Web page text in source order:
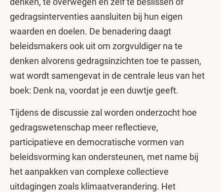
gedragsinterventies aansluiten bij hun eigen
waarden en doelen. De benadering daagt
beleidsmakers ook uit om zorgvuldiger na te
denken alvorens gedragsinzichten toe te passen,
wat wordt samengevat in de centrale leus van het
boek: Denk na, voordat je een duwtje geeft.
Tijdens de discussie zal worden onderzocht hoe
gedragswetenschap meer reflectieve,
participatieve en democratische vormen van
beleidsvorming kan ondersteunen, met name bij
het aanpakken van complexe collectieve
uitdagingen zoals klimaatverandering. Het